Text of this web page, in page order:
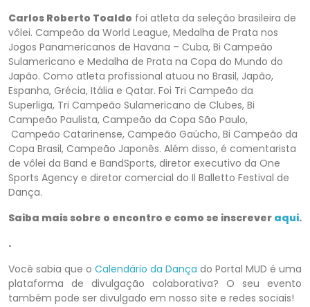
Carlos Roberto Toaldo foi atleta da seleção brasileira de
vôlei. Campeão da World League, Medalha de Prata nos
Jogos Panamericanos de Havana – Cuba, Bi Campeão
Sulamericano e Medalha de Prata na Copa do Mundo do
Japão. Como atleta profissional atuou no Brasil, Japão,
Espanha, Grécia, Itália e Qatar. Foi Tri Campeão da
Superliga, Tri Campeão Sulamericano de Clubes, Bi
Campeão Paulista, Campeão da Copa São Paulo,
Campeão Catarinense, Campeão Gaúcho, Bi Campeão da
Copa Brasil, Campeão Japonês. Além disso, é comentarista
de vôlei da Band e BandSports, diretor executivo da One
Sports Agency e diretor comercial do Il Balletto Festival de
Dança.
Saiba mais sobre o encontro e como se inscrever aqui.
.
Você sabia que o Calendário da Dança do Portal MUD é uma
plataforma de divulgação colaborativa? O seu evento
também pode ser divulgado em nosso site e redes sociais!